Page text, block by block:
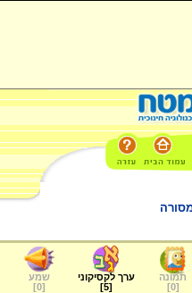
תמונה
[
0
]
ערך לקסיקוני
[
5
]
שמע
[
0
]